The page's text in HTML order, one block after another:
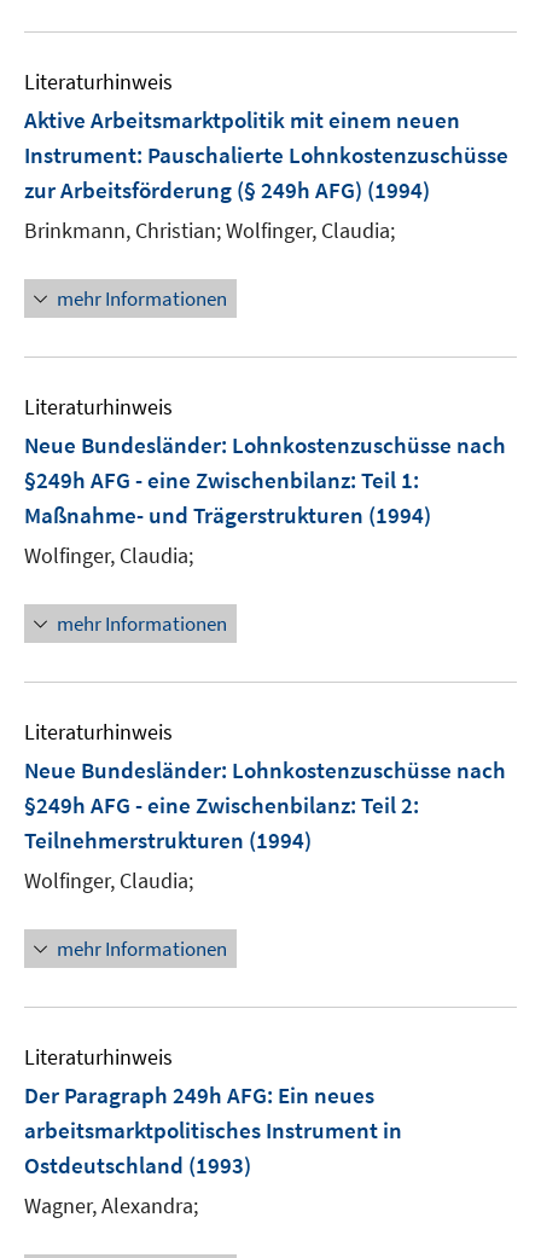
n
n
Literaturhinweis
Aktive Arbeitsmarktpolitik mit einem neuen
Instrument: Pauschalierte Lohnkostenzuschüsse
zur Arbeitsförderung (§ 249h AFG) (1994)
Brinkmann, Christian;Wolfinger, Claudia;
mehr Informationen
Literaturhinweis
Neue Bundesländer: Lohnkostenzuschüsse nach
§249h AFG - eine Zwischenbilanz: Teil 1:
Maßnahme- und Trägerstrukturen (1994)
Wolfinger, Claudia;
mehr Informationen
Literaturhinweis
Neue Bundesländer: Lohnkostenzuschüsse nach
§249h AFG - eine Zwischenbilanz: Teil 2:
Teilnehmerstrukturen (1994)
Wolfinger, Claudia;
mehr Informationen
Literaturhinweis
Der Paragraph 249h AFG: Ein neues
arbeitsmarktpolitisches Instrument in
Ostdeutschland (1993)
Wagner, Alexandra;